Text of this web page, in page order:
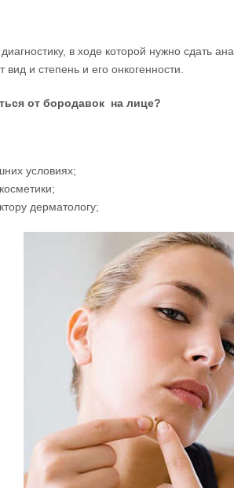
в ходе которой нужно сдать
и степень и его онкогенности.
от бородавок на лице?
условиях;
дерматологу;